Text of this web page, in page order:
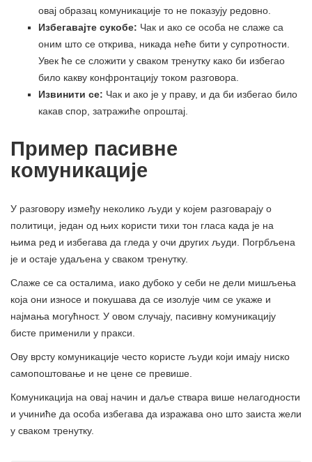
овај образац комуникације то не показују редовно.
Избегавајте сукобе: Чак и ако се особа не слаже са
оним што се открива, никада неће бити у супротности.
Увек ће се сложити у сваком тренутку како би избегао
било какву конфронтацију током разговора.
Извинити се: Чак и ако је у праву, и да би избегао било
какав спор, затражиће опроштај.
Пример пасивне
комуникације
У разговору између неколико људи у којем разговарају о
политици, један од њих користи тихи тон гласа када је на
њима ред и избегава да гледа у очи других људи. Погрбљена
је и остаје удаљена у сваком тренутку.
Слаже се са осталима, иако дубоко у себи не дели мишљења
која они износе и покушава да се изолује чим се укаже и
најмања могућност. У овом случају, пасивну комуникацију
бисте применили у пракси.
Ову врсту комуникације често користе људи који имају ниско
самопоштовање и не цене се превише.
Комуникација на овај начин и даље ствара више нелагодности
и учиниће да особа избегава да изражава оно што заиста жели
у сваком тренутку.